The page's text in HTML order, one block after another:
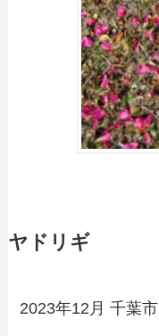
ヤドリギ
2023年12月 千葉市